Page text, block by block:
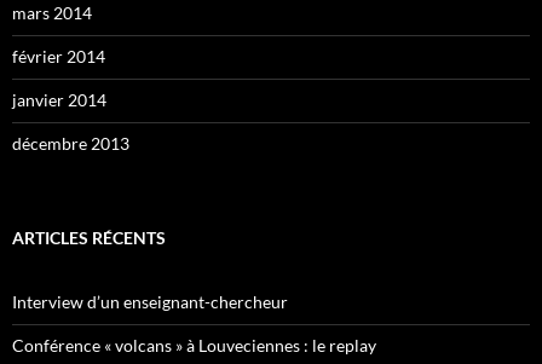
mars 2014
février 2014
janvier 2014
décembre 2013
ARTICLES RÉCENTS
Interview d’un enseignant-chercheur
Conférence « volcans » à Louveciennes : le replay